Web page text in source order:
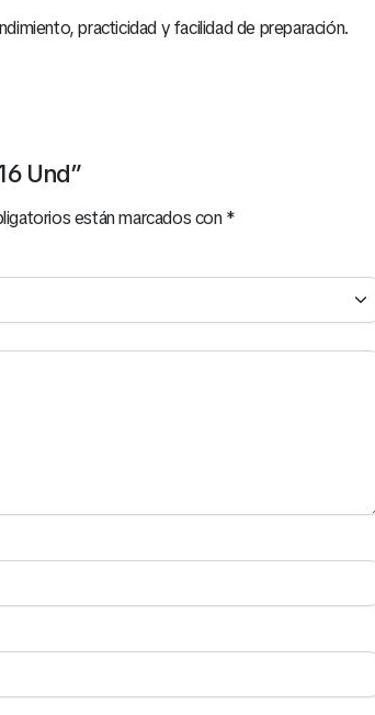
practicidad y facilidad de preparación.
Und”
están marcados con*